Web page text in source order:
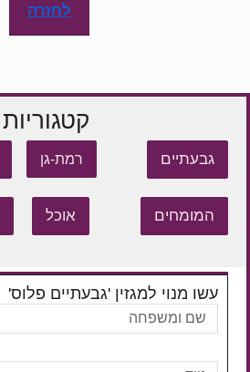
לחזרה
קטגוריות
גבעתיים רמת-גן
המומחים אוכל
עשו מנוי למגזין 'גבעתיים פלוס'